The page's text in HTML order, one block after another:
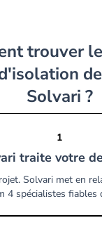
Solvari ?
1
traite votre
Solvari met en
4 spécialistes fiables